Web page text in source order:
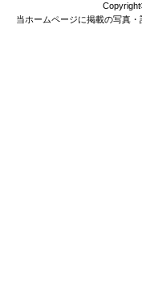
当ホームページに掲載の写真